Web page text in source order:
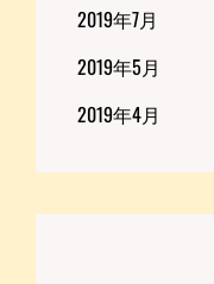
2019年7月
2019年5月
2019年4月